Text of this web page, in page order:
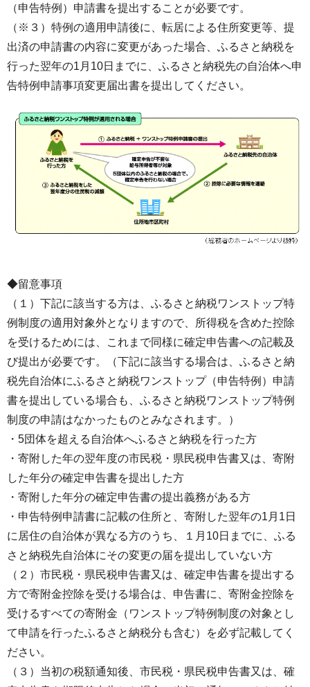
（申告特例）申請書を提出することが必要です。
（※３）特例の適用申請後に、転居による住所変更等、提
出済の申請書の内容に変更があった場合、ふるさと納税を
行った翌年の1月10日までに、ふるさと納税先の自治体へ申
告特例申請事項変更届出書を提出してください。
◆留意事項
（１）下記に該当する方は、ふるさと納税ワンストップ特
例制度の適用対象外となりますので、所得税を含めた控除
を受けるためには、これまで同様に確定申告書への記載及
び提出が必要です。（下記に該当する場合は、ふるさと納
税先自治体にふるさと納税ワンストップ（申告特例）申請
書を提出している場合も、ふるさと納税ワンストップ特例
制度の申請はなかったものとみなされます。）
・5団体を超える自治体へふるさと納税を行った方
・寄附した年の翌年度の市民税・県民税申告書又は、寄附
した年分の確定申告書を提出した方
・寄附した年分の確定申告書の提出義務がある方
・申告特例申請書に記載の住所と、寄附した翌年の1月1日
に居住の自治体が異なる方のうち、１月10日までに、ふる
さと納税先自治体にその変更の届を提出していない方
（２）市民税・県民税申告書又は、確定申告書を提出する
方で寄附金控除を受ける場合は、申告書に、寄附金控除を
受けるすべての寄附金（ワンストップ特例制度の対象とし
て申請を行ったふるさと納税分も含む）を必ず記載してく
ださい。
（３）当初の税額通知後、市民税・県民税申告書又は、確